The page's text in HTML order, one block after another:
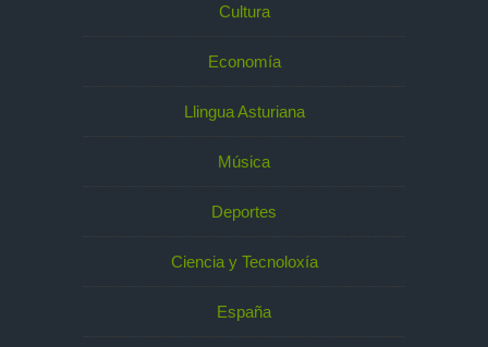
Cultura
Economía
Llingua Asturiana
Música
Deportes
Ciencia y Tecnoloxía
España